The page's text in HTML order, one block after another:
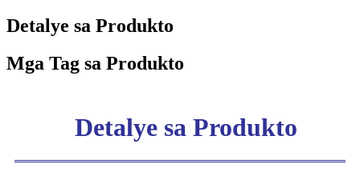
Detalye sa Produkto
Mga Tag sa Produkto
Detalye sa Produkto